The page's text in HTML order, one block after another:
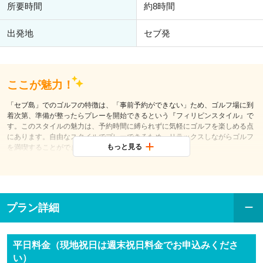
所要時間 約8時間
出発地 セブ発
ここが魅力！
「セブ島」でのゴルフの特徴は、「事前予約ができない」ため、ゴルフ場に到
着次第、準備が整ったらプレーを開始できるという『フィリピンスタイル』で
す。このスタイルの魅力は、予約時間に縛られずに気軽にゴルフを楽しめる点
にあります。自由なスタイルでプレーできるため、リラックスしながらゴルフ
を満喫することができます。
を受け付けておりません）。
さらに、混雑している日やピークシーズンには、スタートまでの待ち時間が長
くなる可能性があります。急なトーナメントやコンペが開催される場合には、
これらのリスクを考慮し、JTBセブ支店ではすべてのセブ島ゴルフツアーにガ
もっと見る
プラン詳細
平日料金（現地祝日は週末祝日料金でお申込みくださ
い）